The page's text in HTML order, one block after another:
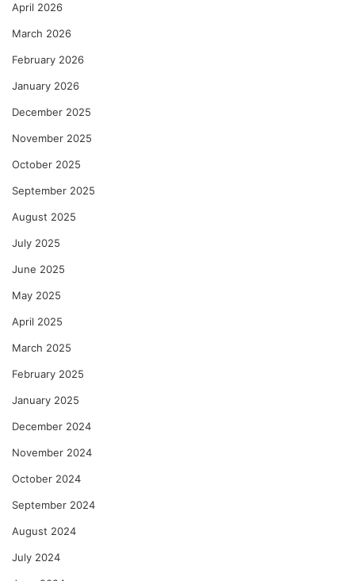
–
णु
का
ल्हे
April 2026
March 2026
February 2026
January 2026
December 2025
November 2025
October 2025
September 2025
August 2025
July 2025
June 2025
May 2025
April 2025
March 2025
February 2025
January 2025
December 2024
November 2024
October 2024
September 2024
August 2024
July 2024